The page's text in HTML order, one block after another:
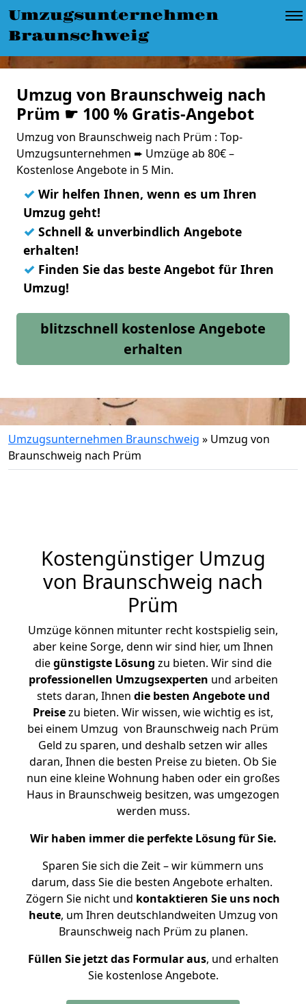
Umzugsunternehmen
Braunschweig
Umzug von Braunschweig nach
Prüm ☛ 100 % Gratis-Angebot
Umzug von Braunschweig nach Prüm : Top-
Umzugsunternehmen ➨ Umzüge ab 80€ –
Kostenlose Angebote in 5 Min.
✓ Wir helfen Ihnen, wenn es um Ihren
Umzug geht!
✓ Schnell & unverbindlich Angebote
erhalten!
✓ Finden Sie das beste Angebot für Ihren
Umzug!
blitzschnell kostenlose Angebote
erhalten
Umzugsunternehmen Braunschweig » Umzug von
Braunschweig nach Prüm
Kostengünstiger Umzug
von Braunschweig nach
Prüm
Umzüge können mitunter recht kostspielig sein,
aber keine Sorge, denn wir sind hier, um Ihnen
diegünstigste Lösung zu bieten. Wir sind die
professionellen Umzugsexperten und arbeiten
stets daran, Ihnen die besten Angebote und
Preisezu bieten. Wir wissen, wie wichtig es ist,
bei einem Umzug von Braunschweig nach Prüm
Geld zu sparen, und deshalb setzen wir alles
daran, Ihnen die besten Preise zu bieten. Ob Sie
nun eine kleine Wohnung haben oder ein großes
Haus in Braunschweig besitzen, was umgezogen
werden muss.
Wir haben immer die perfekte Lösung für Sie.
Sparen Sie sich die Zeit – wir kümmern uns
darum, dass Sie die besten Angebote erhalten.
Zögern Sie nicht und kontaktieren Sie uns noch
heute, um Ihren deutschlandweiten Umzug von
Braunschweig nach Prüm zu planen.
Füllen Sie jetzt das Formular aus, und erhalten
Sie kostenlose Angebote.